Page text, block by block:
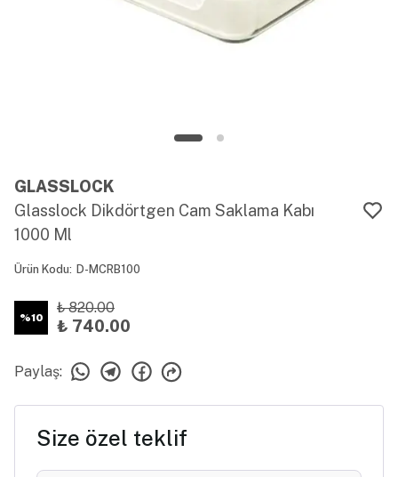
GLASSLOCK
Glasslock Dikdörtgen Cam Saklama Kabı
1000 Ml
Ürün Kodu: D-MCRB100
%10
₺ 820.00
₺ 740.00
Paylaş:
Size özel teklif